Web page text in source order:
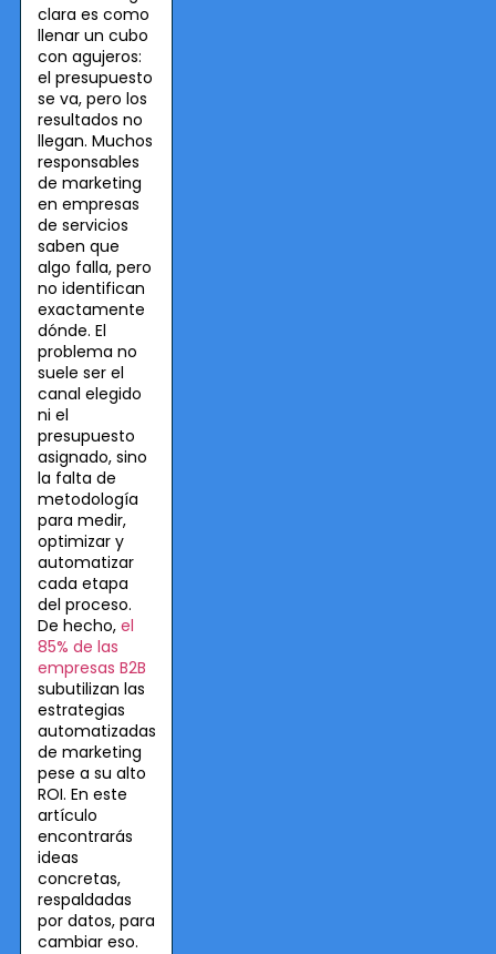
clara es como
llenar un cubo
con agujeros:
el presupuesto
se va, pero los
resultados no
llegan. Muchos
responsables
de marketing
en empresas
de servicios
saben que
algo falla, pero
no identifican
exactamente
dónde. El
problema no
suele ser el
canal elegido
ni el
presupuesto
asignado, sino
la falta de
metodología
para medir,
optimizar y
automatizar
cada etapa
del proceso.
De hecho, el
85% de las
empresas B2B
subutilizan las
estrategias
automatizadas
de marketing
pese a su alto
ROI. En este
artículo
encontrarás
ideas
concretas,
respaldadas
por datos, para
cambiar eso.